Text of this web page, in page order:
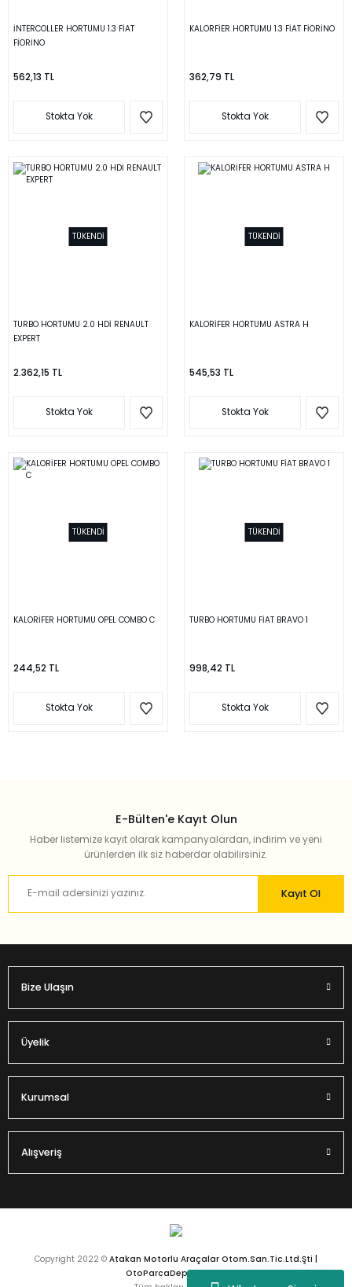
İNTERCOLLER HORTUMU 1.3 FİAT
FİORİNO
562,13 TL
Stokta Yok
KALORFİER HORTUMU 1.3 FİAT FİORİNO
362,79 TL
Stokta Yok
TÜKENDİ
TURBO HORTUMU 2.0 HDİ RENAULT
EXPERT
2.362,15 TL
Stokta Yok
TÜKENDİ
KALORİFER HORTUMU ASTRA H
545,53 TL
Stokta Yok
TÜKENDİ
KALORİFER HORTUMU OPEL COMBO C
244,52 TL
Stokta Yok
TÜKENDİ
TURBO HORTUMU FİAT BRAVO 1
998,42 TL
Stokta Yok
E-Bülten'e Kayıt Olun
Haber listemize kayıt olarak kampanyalardan, indirim ve yeni
ürünlerden ilk siz haberdar olabilirsiniz.
Kayıt Ol
Bize Ulaşın
Üyelik
Kurumsal
Alışveriş
Copyright 2022 © Atakan Motorlu Araçalar Otom.San.Tic.Ltd.Şti |
OtoParcaDeposu.com